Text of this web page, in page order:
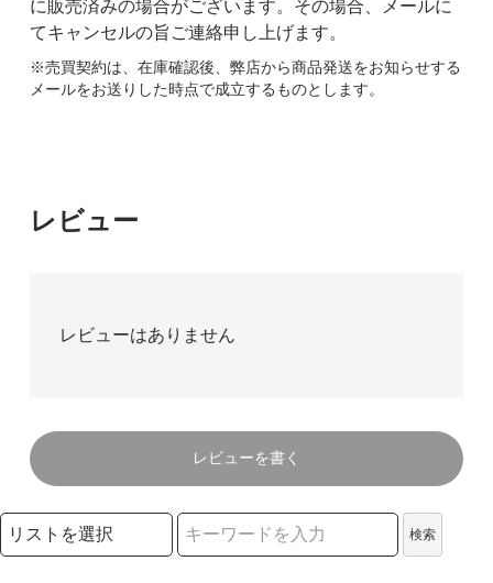
に販売済みの場合がございます。その場合、メールに
てキャンセルの旨ご連絡申し上げます。
※売買契約は、在庫確認後、弊店から商品発送をお知らせする
メールをお送りした時点で成立するものとします。
レビュー
レビューはありません
レビューを書く
検索リストの選択
検索